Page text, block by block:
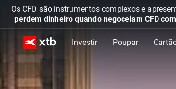
Os CFD são instrumentos complexos e
perdem dinheiro quando negoceiam CFD
Investir Poupar